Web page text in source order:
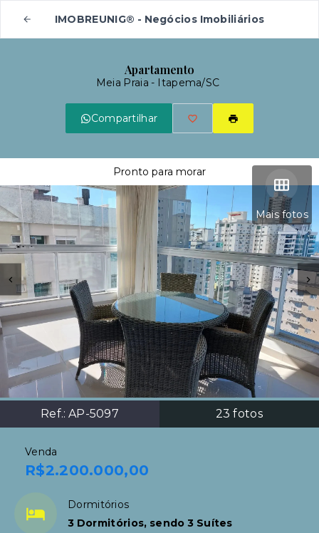
IMOBREUNIG® - Negócios Imobiliários
Apartamento
Meia Praia - Itapema/SC
Compartilhar
Mais fotos
Ref.: AP-5097 23 fotos
Pronto para morar
Venda
R$2.200.000,00
Dormitórios
3 Dormitórios, sendo 3 Suítes